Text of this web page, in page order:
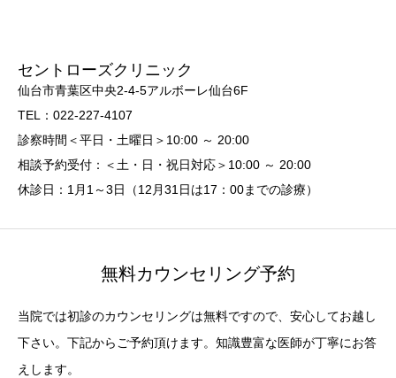
セントローズクリニック
仙台市青葉区中央2-4-5アルボーレ仙台6F
TEL：022-227-4107
診察時間＜平日・土曜日＞10:00 ～ 20:00
相談予約受付：＜土・日・祝日対応＞10:00 ～ 20:00
休診日：1月1～3日（12月31日は17：00までの診療）
無料カウンセリング予約
当院では初診のカウンセリングは無料ですので、安心してお越し
下さい。下記からご予約頂けます。知識豊富な医師が丁寧にお答
えします。